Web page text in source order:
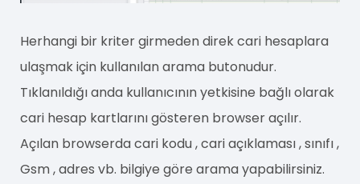
Herhangi bir kriter girmeden direk cari hesaplara
ulaşmak için kullanılan arama butonudur.
Tıklanıldığı anda kullanıcının yetkisine bağlı olarak
cari hesap kartlarını gösteren browser açılır.
Açılan browserda cari kodu , cari açıklaması , sınıfı ,
Gsm , adres vb. bilgiye göre arama yapabilirsiniz.